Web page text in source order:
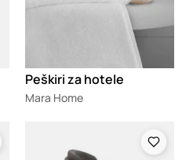
Peškiri za hotele
Mara Home